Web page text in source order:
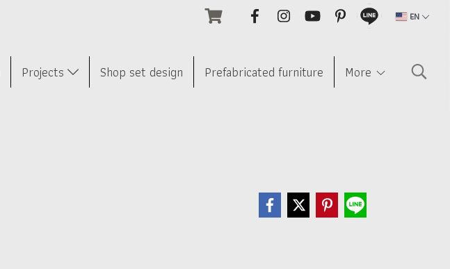
EN
Projects Shop set design Prefabricated furniture More